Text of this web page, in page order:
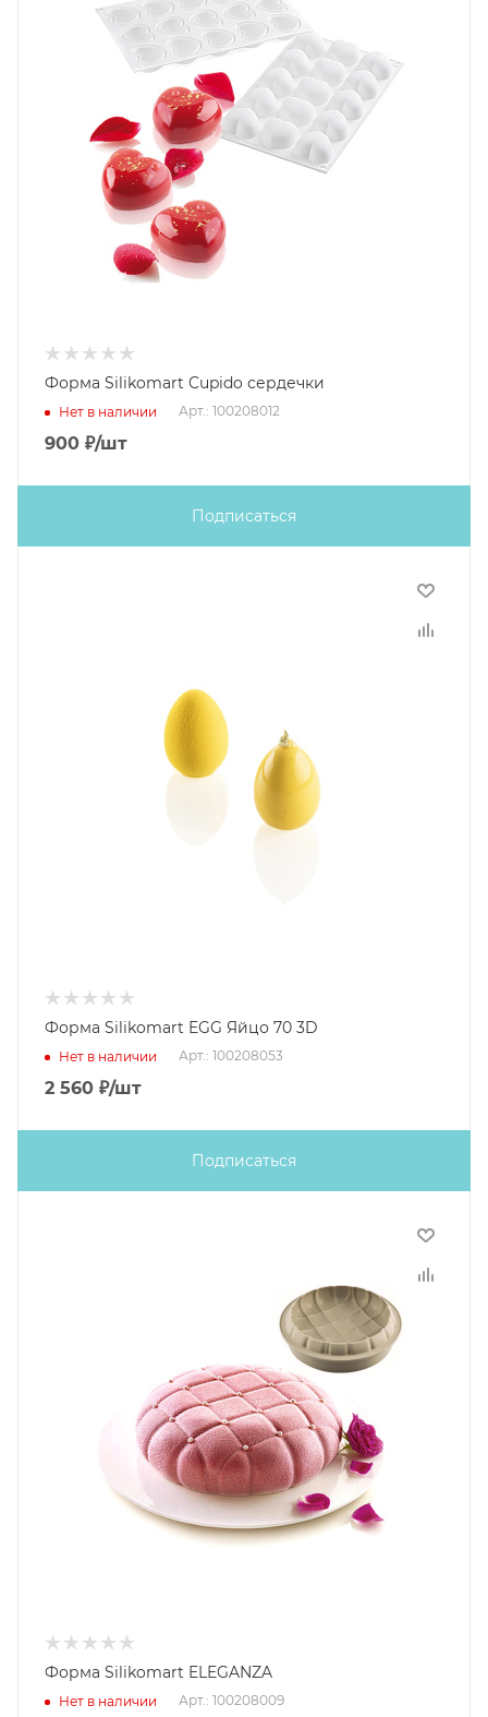
Форма Silikomart Cupido сердечки
Нет в наличии Арт.: 100208012
900 ₽/шт
Подписаться
Форма Silikomart EGG Яйцо 70 3D
Нет в наличии Арт.: 100208053
2 560 ₽/шт
Подписаться
Форма Silikomart ELEGANZA
Нет в наличии Арт.: 100208009